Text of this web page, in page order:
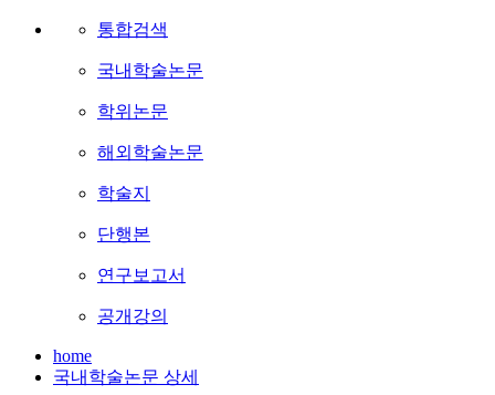
통합검색
국내학술논문
학위논문
해외학술논문
학술지
단행본
연구보고서
공개강의
home
국내학술논문 상세